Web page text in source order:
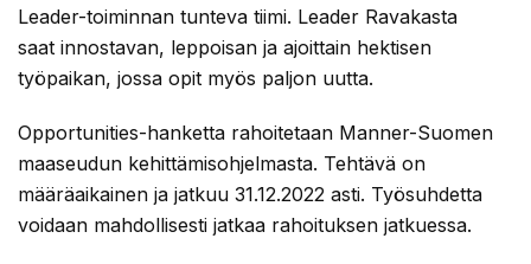
Leader-toiminnan tunteva tiimi. Leader Ravakasta
saat innostavan, leppoisan ja ajoittain hektisen
työpaikan, jossa opit myös paljon uutta.
Opportunities-hanketta rahoitetaan Manner-Suomen
maaseudun kehittämisohjelmasta. Tehtävä on
määräaikainen ja jatkuu 31.12.2022 asti. Työsuhdetta
voidaan mahdollisesti jatkaa rahoituksen jatkuessa.